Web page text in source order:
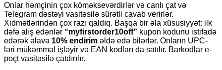
Onlar həmçinin çox köməksevərdirlər və canlı çat və
Telegram dəstəyi vasitəsilə sürətli cavab verirlər.
Xidmətlərindən çox razı qaldıq. Başqa bir əla xüsusiyyət: ilk
dəfə alış edənlər “myfirstorder10off” kupon kodunu istifadə
edərək əlavə 10% endirim əldə edə bilərlər. Onların UPC-
ləri mükəmməl işləyir və EAN kodları da satılır. Barkodlar e-
poçt vasitəsilə çatdırılır.